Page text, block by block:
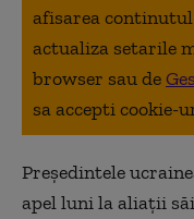
afisarea
actualiza setarile
browser sau de
sa accepti cookie-
Preşedintele
apel luni la aliaţii